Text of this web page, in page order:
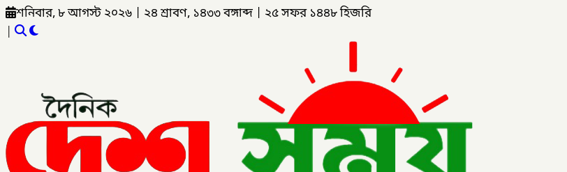
শনিবার, ৮ আগস্ট ২০২৬ ২৪ শ্রাবণ, ১৪৩৩ বঙ্গাব্দ ২৫ সফর ১৪৪৮ হিজরি
|